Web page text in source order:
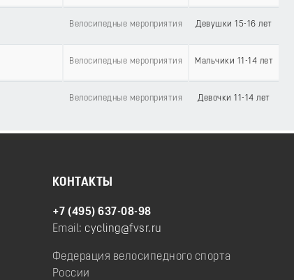
Велосипедные мероприятия Девушки 15-16 лет
Велосипедные мероприятия Мальчики 11-14 лет
Велосипедные мероприятия Девочки 11-14 лет
КОНТАКТЫ
+7 (495) 637-08-98
Email: cycling@fvsr.ru
Федерация велосипедного спорта
России